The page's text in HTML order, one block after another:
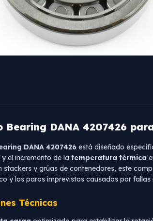
Bearing DANA 4207426
DANA 4207426 está diseñado
el incremento de la temperatura térmica
stackers y grúas de contenedores, este
y los paros imprevistos causados por
Técnicas